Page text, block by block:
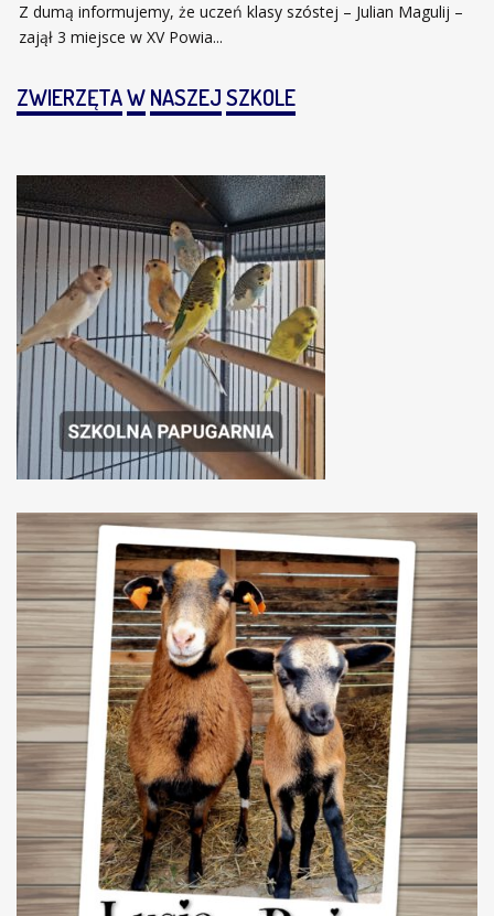
Z dumą informujemy, że uczeń klasy szóstej – Julian Magulij –
zajął 3 miejsce w XV Powia...
ZWIERZĘTAWNASZEJSZKOLE